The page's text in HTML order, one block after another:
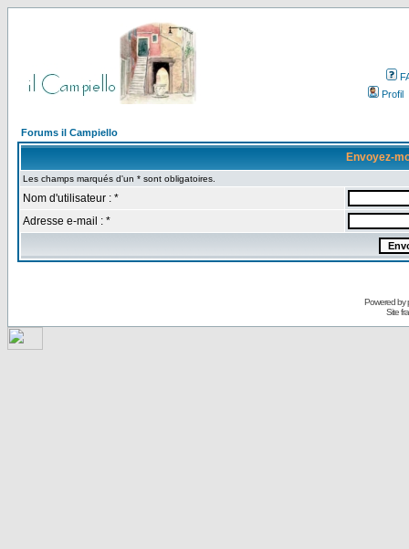
Profil
Forums il Campiello
Envoyez-
Les champs marqués d'un * sont obligatoires.
Nom d'utilisateur : *
Adresse e-mail : *
Powered by
Site